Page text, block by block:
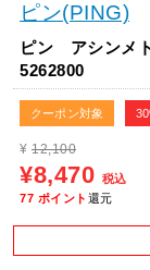
ピン(PING)
ピン アシンメ
5262800
クーポン対象
¥ 12,100
¥8,470 税込
77 ポイント 還元